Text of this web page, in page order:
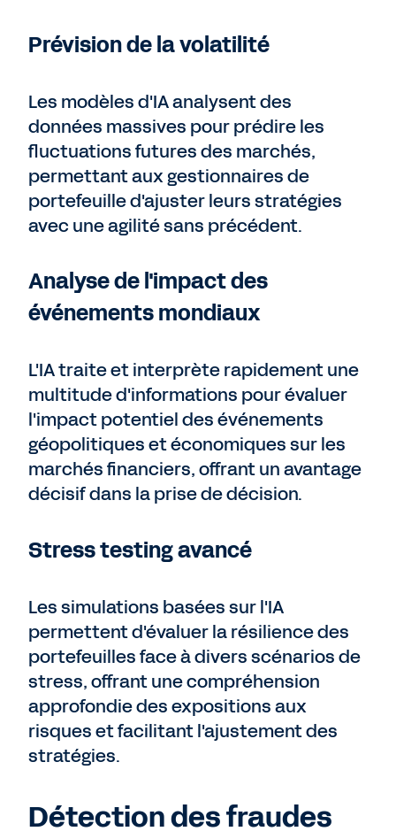
Prévision de la volatilité
Les modèles d'IA analysent des
données massives pour prédire les
fluctuations futures des marchés,
permettant aux gestionnaires de
portefeuille d'ajuster leurs stratégies
avec une agilité sans précédent.
Analyse de l'impact des
événements mondiaux
L'IA traite et interprète rapidement une
multitude d'informations pour évaluer
l'impact potentiel des événements
géopolitiques et économiques sur les
marchés financiers, offrant un avantage
décisif dans la prise de décision.
Stress testing avancé
Les simulations basées sur l'IA
permettent d'évaluer la résilience des
portefeuilles face à divers scénarios de
stress, offrant une compréhension
approfondie des expositions aux
risques et facilitant l'ajustement des
stratégies.
Détection des fraudes